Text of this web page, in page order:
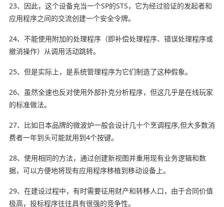
23、因此，这个设备充当一个SP的STS，它为经过验证的发起者和
应用程序之间的交流创建一个安全令牌。
24、不能使用附加的处理程序（即补偿处理程序、错误处理程序或
撤消操作）从调用活动跳转。
25、但是实际上，是系统管理程序为它们制造了这种假象。
26、虽然全速也反对使用外部扑克分析程序，但这几乎是在线玩家
的标准做法。
27、比如日本品牌的微波炉一般会设计几十个烹调程序,但大多数消
费者一年到头可能就用到4个按键。
28、使用相同的方法，通过创建新视图并重用现有业务逻辑和数
据，可以方便地将现有应用程序移植到移动设备上。
29、在建设过程中，有时需要征用财产和转移人口，由于合同价值
极高，投标程序往往具有很强的竞争性。